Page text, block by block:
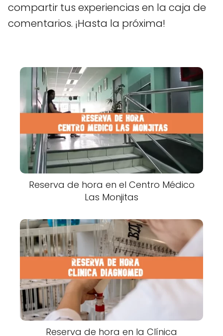
compartir tus experiencias en la caja de
comentarios. ¡Hasta la próxima!
Reserva de hora en el Centro Médico
Las Monjitas
Reserva de hora en la Clínica